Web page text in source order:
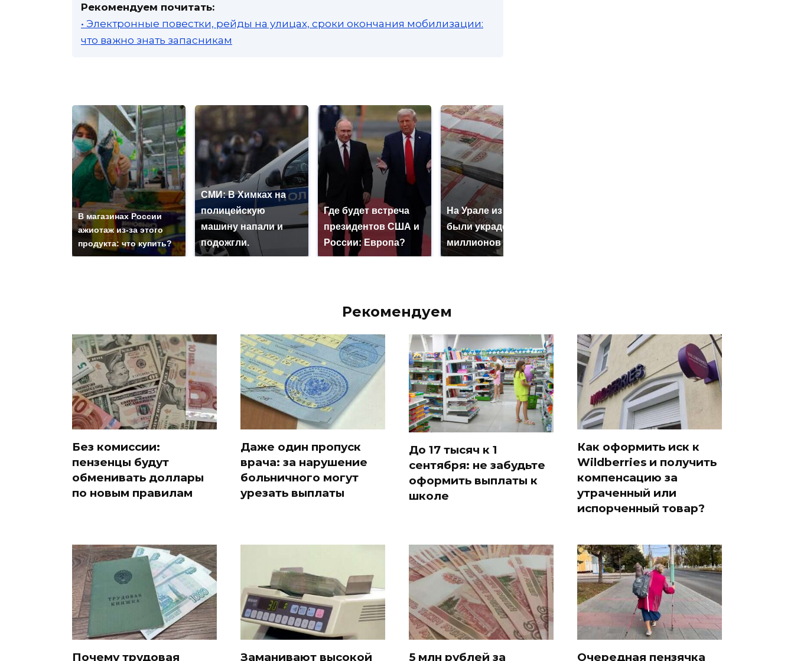
Рекомендуем почитать:
• Электронные повестки, рейды на улицах, сроки окончания мобилизации:
что важно знать запасникам
В магазинах России
ажиотаж из-за этого
продукта: что купить?
СМИ: В Химках на
полицейскую
машину напали и
подожгли.
Где будет встреча
президентов США и
России: Европа?
На Урале из казны
были украдены 18
миллионов рублей
Рекомендуем
Без комиссии:
пензенцы будут
обменивать доллары
по новым правилам
Даже один пропуск
врача: за нарушение
больничного могут
урезать выплаты
До 17 тысяч к 1
сентября: не забудьте
оформить выплаты к
школе
Как оформить иск к
Wildberries и получить
компенсацию за
утраченный или
испорченный товар?
Почему трудовая Заманивают высокой 5 млн рублей за Очередная пензячка